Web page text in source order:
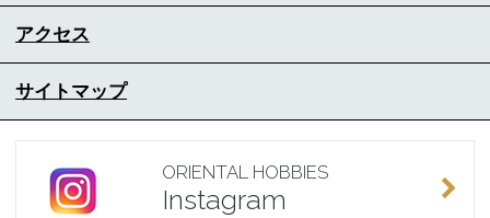
アクセス
サイトマップ
ORIENTAL HOBBIES
Instagram